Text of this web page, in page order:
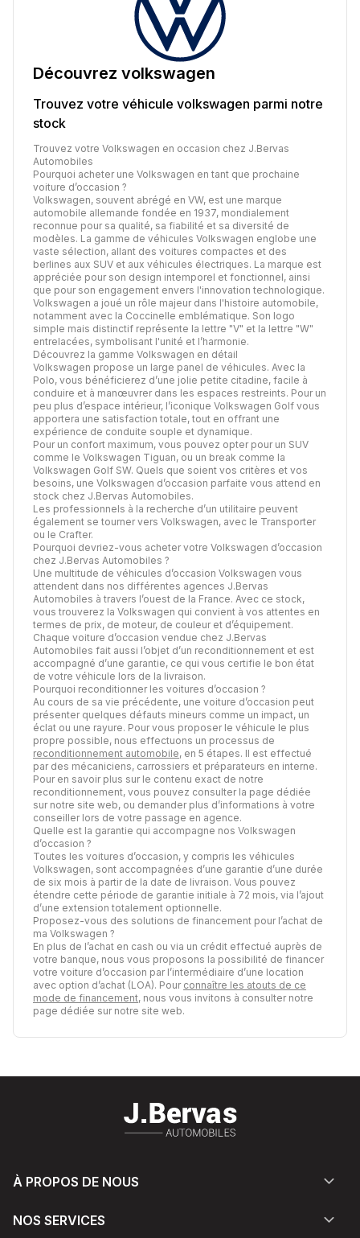
Découvrez volkswagen
Trouvez votre véhicule volkswagen parmi notre
stock
Trouvez votre Volkswagen en occasion chez J.Bervas
Automobiles
Pourquoi acheter une Volkswagen en tant que prochaine
voiture d’occasion ?
Volkswagen, souvent abrégé en VW, est une marque
automobile allemande fondée en 1937, mondialement
reconnue pour sa qualité, sa fiabilité et sa diversité de
modèles. La gamme de véhicules Volkswagen englobe une
vaste sélection, allant des voitures compactes et des
berlines aux SUV et aux véhicules électriques. La marque est
appréciée pour son design intemporel et fonctionnel, ainsi
que pour son engagement envers l'innovation technologique.
Volkswagen a joué un rôle majeur dans l'histoire automobile,
notamment avec la Coccinelle emblématique. Son logo
simple mais distinctif représente la lettre "V" et la lettre "W"
entrelacées, symbolisant l'unité et l’harmonie.
Découvrez la gamme Volkswagen en détail
Volkswagen propose un large panel de véhicules. Avec la
Polo, vous bénéficierez d’une jolie petite citadine, facile à
conduire et à manœuvrer dans les espaces restreints. Pour un
peu plus d’espace intérieur, l’iconique Volkswagen Golf vous
apportera une satisfaction totale, tout en offrant une
expérience de conduite souple et dynamique.
Pour un confort maximum, vous pouvez opter pour un SUV
comme le Volkswagen Tiguan, ou un break comme la
Volkswagen Golf SW. Quels que soient vos critères et vos
besoins, une Volkswagen d’occasion parfaite vous attend en
stock chez J.Bervas Automobiles.
Les professionnels à la recherche d’un utilitaire peuvent
également se tourner vers Volkswagen, avec le Transporter
ou le Crafter.
Pourquoi devriez-vous acheter votre Volkswagen d’occasion
chez J.Bervas Automobiles ?
Une multitude de véhicules d’occasion Volkswagen vous
attendent dans nos différentes agences J.Bervas
Automobiles à travers l’ouest de la France. Avec ce stock,
vous trouverez la Volkswagen qui convient à vos attentes en
termes de prix, de moteur, de couleur et d’équipement.
Chaque voiture d’occasion vendue chez J.Bervas
Automobiles fait aussi l’objet d’un reconditionnement et est
accompagné d’une garantie, ce qui vous certifie le bon état
de votre véhicule lors de la livraison.
Pourquoi reconditionner les voitures d’occasion ?
Au cours de sa vie précédente, une voiture d’occasion peut
présenter quelques défauts mineurs comme un impact, un
éclat ou une rayure. Pour vous proposer le véhicule le plus
propre possible, nous effectuons un processus de
reconditionnement automobile, en 5 étapes. Il est effectué
par des mécaniciens, carrossiers et préparateurs en interne.
Pour en savoir plus sur le contenu exact de notre
reconditionnement, vous pouvez consulter la page dédiée
sur notre site web, ou demander plus d’informations à votre
conseiller lors de votre passage en agence.
Quelle est la garantie qui accompagne nos Volkswagen
d’occasion ?
Toutes les voitures d’occasion, y compris les véhicules
Volkswagen, sont accompagnées d’une garantie d’une durée
de six mois à partir de la date de livraison. Vous pouvez
étendre cette période de garantie initiale à 72 mois, via l’ajout
d’une extension totalement optionnelle.
Proposez-vous des solutions de financement pour l’achat de
ma Volkswagen ?
En plus de l’achat en cash ou via un crédit effectué auprès de
votre banque, nous vous proposons la possibilité de financer
votre voiture d’occasion par l’intermédiaire d’une location
avec option d’achat (LOA). Pour connaître les atouts de ce
mode de financement, nous vous invitons à consulter notre
page dédiée sur notre site web.
À PROPOS DE NOUS
NOS SERVICES